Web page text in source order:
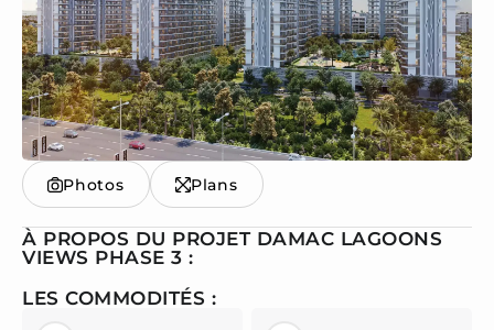
Photos Plans
À PROPOS DU PROJET DAMAC LAGOONS
VIEWS PHASE 3 :
LES COMMODITÉS :